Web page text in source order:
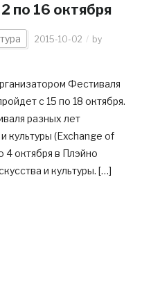
по 16 октября
2015-10-02
by
Фестиваля
с 15 по 18 октября.
разных лет
культуры (Exchange of
4 октября в Плэйно
и культуры. […]